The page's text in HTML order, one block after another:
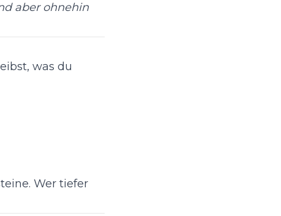
aber ohnehin
was du
Wer tiefer